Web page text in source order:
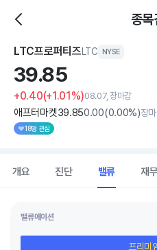
종
LTC프로퍼티즈LTC NYSE
39.85
+0.40(+1.01%)08.07, 장마감
애프터마켓39.850.00(0.00%)장
18명 관심
개요 진단 밸류 재무
밸류에이션
프리미